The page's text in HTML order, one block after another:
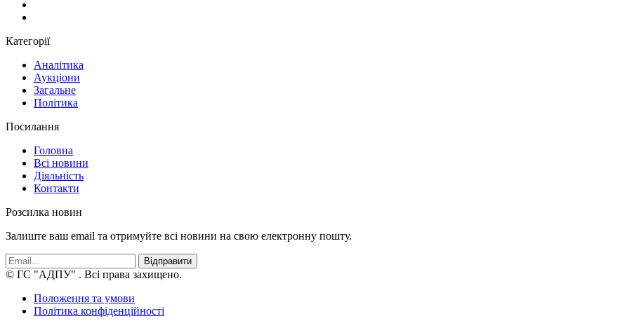
Категорії
Аналітика
Аукціони
Загальне
Політика
Посилання
Головна
Всі новини
Діяльність
Контакти
Розсилка новин
Залиште ваш email та отримуйте всі новини на свою електронну пошту.
Відправити
© ГС "АДПУ" . Всі права захищено.
Положення та умови
Політика конфіденційності